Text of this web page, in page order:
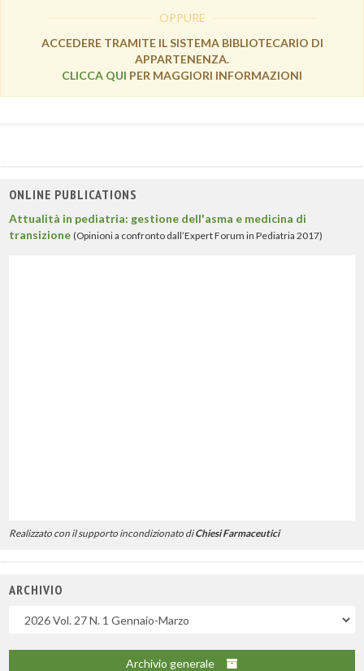
OPPURE
ACCEDERE TRAMITE IL SISTEMA BIBLIOTECARIO DI
APPARTENENZA.
CLICCA QUI PER MAGGIORI INFORMAZIONI
ONLINE PUBLICATIONS
Attualità in pediatria: gestione dell'asma e medicina di
transizione (Opinioni a confronto dall’Expert Forum in Pediatria 2017)
Realizzato con il supporto incondizionato diChiesi Farmaceutici
ARCHIVIO
Archivio generale